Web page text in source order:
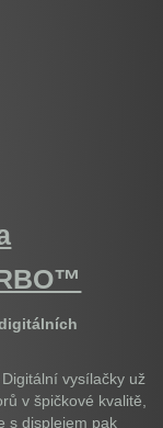
vysílačky už
v špičkové kvalitě,
s displejem pak